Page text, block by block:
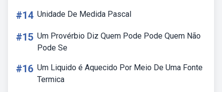
#14 Unidade De Medida Pascal
#15 Um Provérbio Diz Quem Pode Pode Quem Não
Pode Se
#16 Um Liquido é Aquecido Por Meio De Uma Fonte
Termica